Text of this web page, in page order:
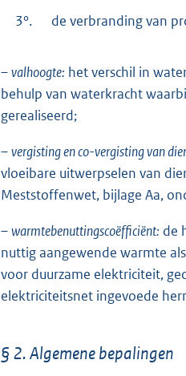
3°. de verbranding van
–valhoogte: het verschil in
behulp van waterkracht
gerealiseerd;
–vergisting en co-vergisting van
vloeibare uitwerpselen van
Meststoffenwet, bijlage Aa,
–warmtebenuttingscoëfficiënt: de
nuttig aangewende warmte
voor duurzame elektriciteit,
elektriciteitsnet ingevoede
§ 2. Algemene bepalingen